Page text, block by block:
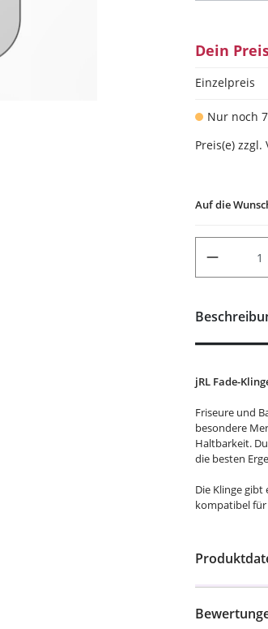
Dein
Einzelpreis
Nur noch
Preis(e) zzgl.
Auf die
jRL Fade-
Friseure und
besondere
Haltbarkeit.
die besten
Die Klinge gibt
kompatibel für